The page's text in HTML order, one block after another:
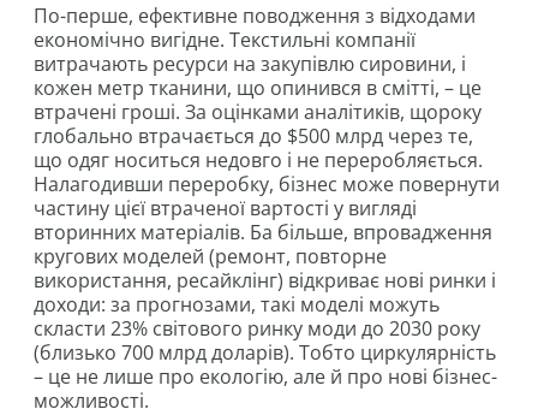
По-перше, ефективне поводження з відходами
економічно вигідне. Текстильні компанії
витрачають ресурси на закупівлю сировини, і
кожен метр тканини, що опинився в смітті, – це
втрачені гроші. За оцінками аналітиків, щороку
глобально втрачається до $500 млрд через те,
що одяг носиться недовго і не переробляється.
Налагодивши переробку, бізнес може повернути
частину цієї втраченої вартості у вигляді
вторинних матеріалів. Ба більше, впровадження
кругових моделей (ремонт, повторне
використання, ресайклінг) відкриває нові ринки і
доходи: за прогнозами, такі моделі можуть
скласти 23% світового ринку моди до 2030 року
(близько 700 млрд доларів). Тобто циркулярність
– це не лише про екологію, але й про нові бізнес-
можливості.